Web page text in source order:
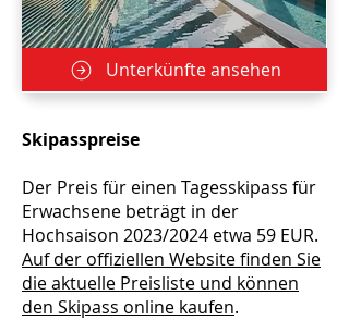
Unterkünfte ansehen
Skipasspreise
Der Preis für einen Tagesskipass für
Erwachsene beträgt in der
Hochsaison 2023/2024 etwa 59 EUR.
Auf der offiziellen Website finden Sie
die aktuelle Preisliste und können
den Skipass online kaufen.